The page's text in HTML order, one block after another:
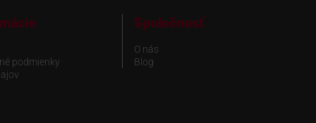
podmienky
Spoločnosť
O nás
Blog